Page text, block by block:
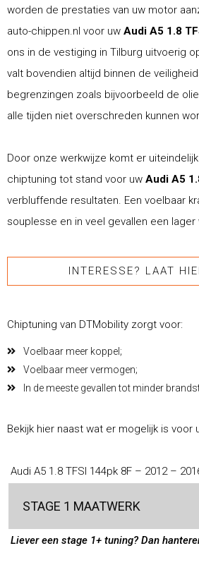
worden de prestaties van uw motor
auto-chippen.nl voor uw Audi A5 1.8
ons in de vestiging in Tilburg uitvoerig
valt bovendien altijd binnen de
begrenzingen zoals bijvoorbeeld de
alle tijden niet overschreden kunnen
Door onze werkwijze komt er
chiptuning tot stand voor uw Audi A5
verbluffende resultaten. Een voelbaar
souplesse en in veel gevallen een lager
INTERESSE? LAAT
Chiptuning van DTMobility zorgt voor:
Voelbaar meer koppel;
Voelbaar meer vermogen;
In de meeste gevallen tot minder
Bekijk hier naast wat er mogelijk is voor
Audi A5 1.8 TFSI 144pk 8F – 2012 –
STAGE 1 MAATWERK
Liever een stage 1+ tuning? Dan